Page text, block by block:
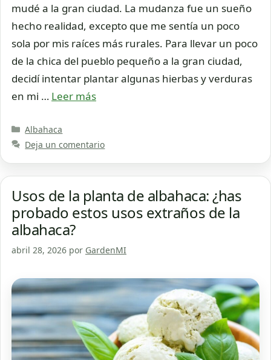
mudé a la gran ciudad. La mudanza fue un sueño
hecho realidad, excepto que me sentía un poco
sola por mis raíces más rurales. Para llevar un poco
de la chica del pueblo pequeño a la gran ciudad,
decidí intentar plantar algunas hierbas y verduras
en mi … Leer más
Categorías
Albahaca
Deja un comentario
Usos de la planta de albahaca: ¿has
probado estos usos extraños de la
albahaca?
abril 28, 2026 por GardenMI